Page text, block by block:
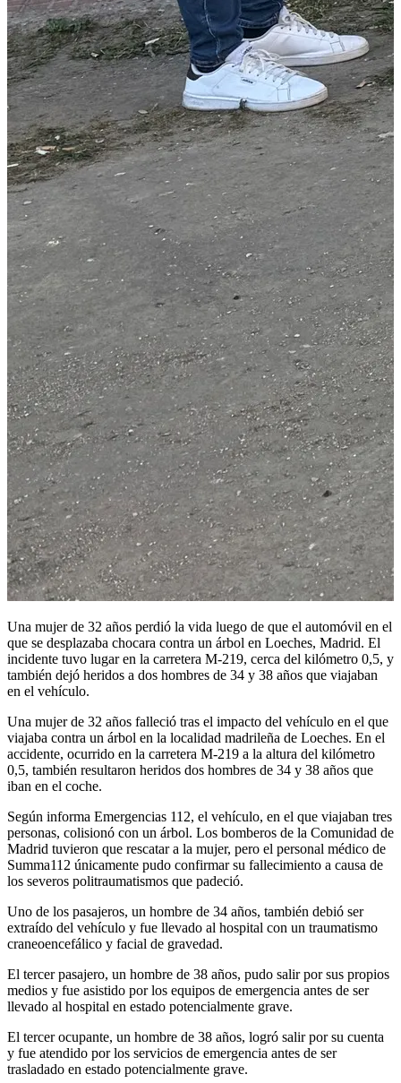
Una mujer de 32 años perdió la vida luego de que el automóvil en el
que se desplazaba chocara contra un árbol en Loeches, Madrid. El
incidente tuvo lugar en la carretera M-219, cerca del kilómetro 0,5, y
también dejó heridos a dos hombres de 34 y 38 años que viajaban
en el vehículo.
Una mujer de 32 años falleció tras el impacto del vehículo en el que
viajaba contra un árbol en la localidad madrileña de Loeches. En el
accidente, ocurrido en la carretera M-219 a la altura del kilómetro
0,5, también resultaron heridos dos hombres de 34 y 38 años que
iban en el coche.
Según informa Emergencias 112, el vehículo, en el que viajaban tres
personas, colisionó con un árbol. Los bomberos de la Comunidad de
Madrid tuvieron que rescatar a la mujer, pero el personal médico de
Summa112 únicamente pudo confirmar su fallecimiento a causa de
los severos politraumatismos que padeció.
Uno de los pasajeros, un hombre de 34 años, también debió ser
extraído del vehículo y fue llevado al hospital con un traumatismo
craneoencefálico y facial de gravedad.
El tercer pasajero, un hombre de 38 años, pudo salir por sus propios
medios y fue asistido por los equipos de emergencia antes de ser
llevado al hospital en estado potencialmente grave.
El tercer ocupante, un hombre de 38 años, logró salir por su cuenta
y fue atendido por los servicios de emergencia antes de ser
trasladado en estado potencialmente grave.